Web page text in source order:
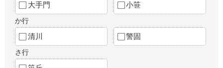
大手門 小笹
か行
清川 警固
さ行